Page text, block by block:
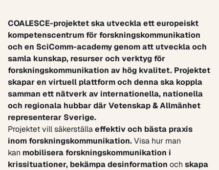
COALESCE-projektet ska utveckla ett europeiskt
kompetenscentrum för forskningskommunikation
och en SciComm-academygenom att utveckla och
samla kunskap, resurser och verktyg för
forskningskommunikation av hög kvalitet. Projektet
skapar en virtuell plattform och denna ska koppla
samman ett nätverk av internationella, nationella
och regionala hubbar där Vetenskap & Allmänhet
representerar Sverige.
Projektet vill säkerställaeffektiv och bästa praxis
inom forskningskommunikation.Visa hur man
kan mobilisera forskningskommunikation i
krissituationer, bekämpa desinformation och skapa